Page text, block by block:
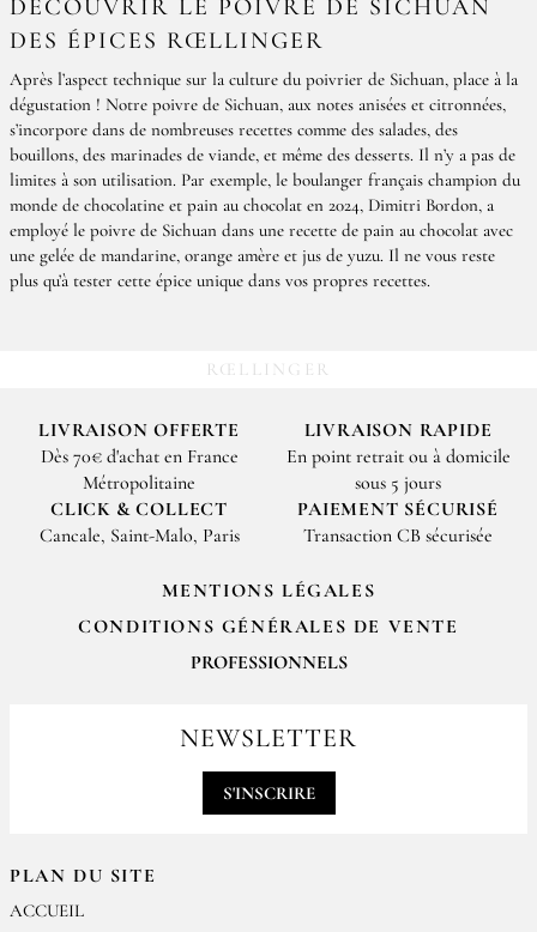
DÉCOUVRIR LE POIVRE DE SICHUAN
DES ÉPICES RŒLLINGER
Après l’aspect technique sur la culture du poivrier de Sichuan, place à la
dégustation ! Notre poivre de Sichuan, aux notes anisées et citronnées,
s’incorpore dans de nombreuses recettes comme des salades, des
bouillons, des marinades de viande, et même des desserts. Il n’y a pas de
limites à son utilisation. Par exemple, le boulanger français champion du
monde de chocolatine et pain au chocolat en 2024, Dimitri Bordon, a
employé le poivre de Sichuan dans une recette de pain au chocolat avec
une gelée de mandarine, orange amère et jus de yuzu. Il ne vous reste
plus qu’à tester cette épice unique dans vos propres recettes.
RŒLLINGER
LIVRAISON OFFERTE
Dès 70€ d'achat en France
Métropolitaine
LIVRAISON RAPIDE
En point retrait ou à domicile
sous 5 jours
CLICK & COLLECT
Cancale, Saint-Malo, Paris
PAIEMENT SÉCURISÉ
Transaction CB sécurisée
PLAN DU SITE
ACCUEIL
MENTIONS LÉGALES
CONDITIONS GÉNÉRALES DE VENTE
PROFESSIONNELS
contact@epices-roellinger.comNEWSLETTER
S'INSCRIRE